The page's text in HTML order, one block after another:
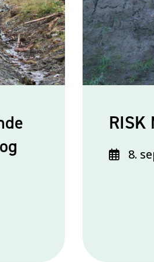
RISK
8.